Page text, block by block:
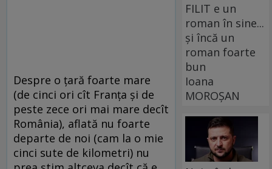
Despre o ţară foarte mare
(de cinci ori cît Franţa şi de
peste zece ori mai mare decît
România), aflată nu foarte
departe de noi (cam la o mie
cinci sute de kilometri) nu
FILIT e un
roman în sine...
și încă un
roman foarte
bun
Ioana
MOROȘAN